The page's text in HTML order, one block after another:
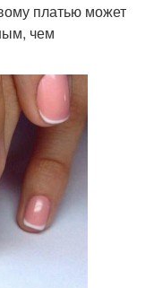
платью может
чем